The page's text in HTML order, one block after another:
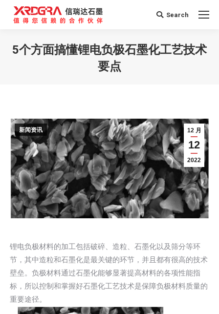
Search:
Search
5个方面搞懂锂电负极石墨化工艺技术
要点
12 月
12
2022
新闻资讯
锂电负极材料的加工包括破碎、造粒、石墨化以及筛分等环
节，其中造粒和石墨化是最关键的环节，并且都有很高的技术
壁垒。负极材料通过石墨化能够显著提高材料的各项性能指
标，所以控制和掌握好石墨化工艺技术是保障负极材料质量的
重要途径。